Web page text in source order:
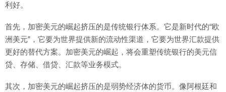
利好。
首先，加密美元的崛起挤压的是传统银行体系。它是新时代的“欧
洲美元”，它要为世界提供新的流动性渠道，它要为世界汇款提供
更好的替代方案。加密美元的崛起，将会重塑传统银行的美元信
贷、存储、借贷、汇款等业务模式。
其次，加密美元的崛起挤压的是弱势经济体的货币。像阿根廷和